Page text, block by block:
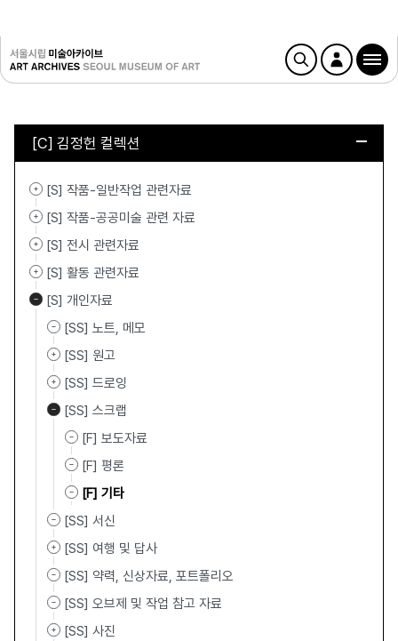
[C] 김정헌 컬렉션
[S] 작품-일반작업 관련자료
[S] 작품-공공미술 관련 자료
[S] 전시 관련자료
[S] 활동 관련자료
[S] 개인자료
[SS] 노트, 메모
[SS] 원고
[SS] 드로잉
[SS] 스크랩
[F] 보도자료
[F] 평론
[F] 기타
[SS] 서신
[SS] 여행 및 답사
[SS] 약력, 신상자료, 포트폴리오
[SS] 오브제 및 작업 참고 자료
[SS] 사진